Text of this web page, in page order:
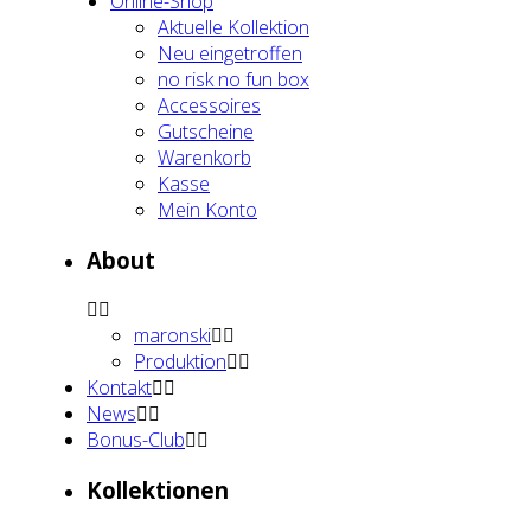
Aktu­el­le Kol­lek­ti­on
Neu ein­ge­trof­fen
no risk no fun box
Acces­soires
Gut­schei­ne
Waren­korb
Kas­se
Mein Kon­to
About
maron­ski
Pro­duk­ti­on
Kon­takt
News
Bonus-Club
Kol­lek­tio­nen